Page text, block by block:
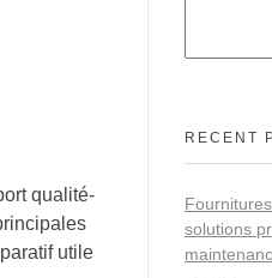
qualité-
utile
RECENT
solutions